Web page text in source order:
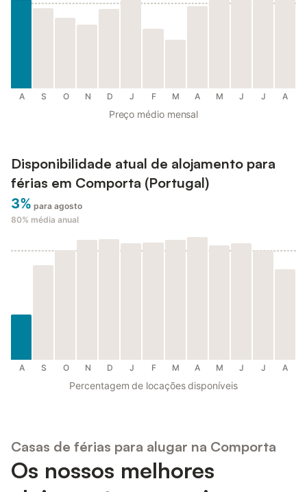
A S O N D J F M A M J J A
Preço médio mensal
Disponibilidade atual de alojamento para
férias em Comporta (Portugal)
3% para agosto
80% média anual
A S O N D J F M A M J J A
Percentagem de locações disponíveis
Casas de férias para alugar na Comporta
Os nossos melhores